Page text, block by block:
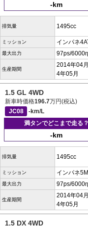
-km
排気量 1495cc
ミッション インパネ
最大出力 97ps/
生産期間
2014年04
4年05月
1.5 GL 4WD
新車時価格196.7万円(税込)
JC08
-km/L
満タンでどこまで走る？
-km
排気量 1495cc
ミッション インパネ
最大出力 97ps/
生産期間
2014年04
4年05月
1.5 DX 4WD